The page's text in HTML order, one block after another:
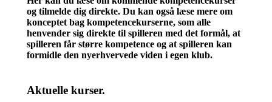
og tilmelde dig direkte. Du kan også læse mere om
konceptet bag kompetencekurserne, som alle
henvender sig direkte til spilleren med det formål, at
spilleren får større kompetence og at spilleren kan
formidle den nyerhvervede viden i egen klub.
Aktuelle kurser.